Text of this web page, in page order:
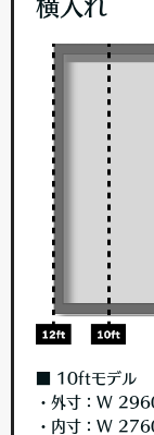
横入れ
■ 10ftモデル
・外寸：W
・内寸：W